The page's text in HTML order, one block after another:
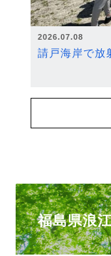
2026.07.08
請戸海岸で放
福島県浪